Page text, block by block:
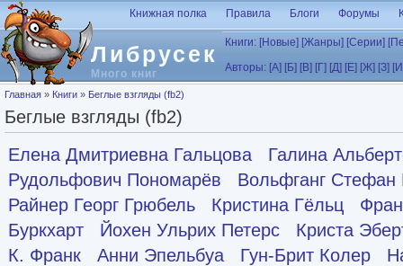
Перейти к основному содержанию
Либрусек
Много книг
Книжная полка Правила Блоги Форумы
Книги: [Новые] [Жанры] [Серии]
Авторы: [А] [Б] [В] [Г] [Д] [Е] [Ж] [З]
Вы здесь
Главная » Книги » Беглые взгляды (fb2)
Беглые взгляды (fb2)
Елена Дмитриевна Гальцова
Галина
Рудольфович Пономарёв
Вольфганг Стефан
Райнер Георг Грюбель
Кристина Гёльц
Буркхарт
Йохен Ульрих Петерс
Криста
К. Франк
Анни Эпельбуа Гун-Брит Колер